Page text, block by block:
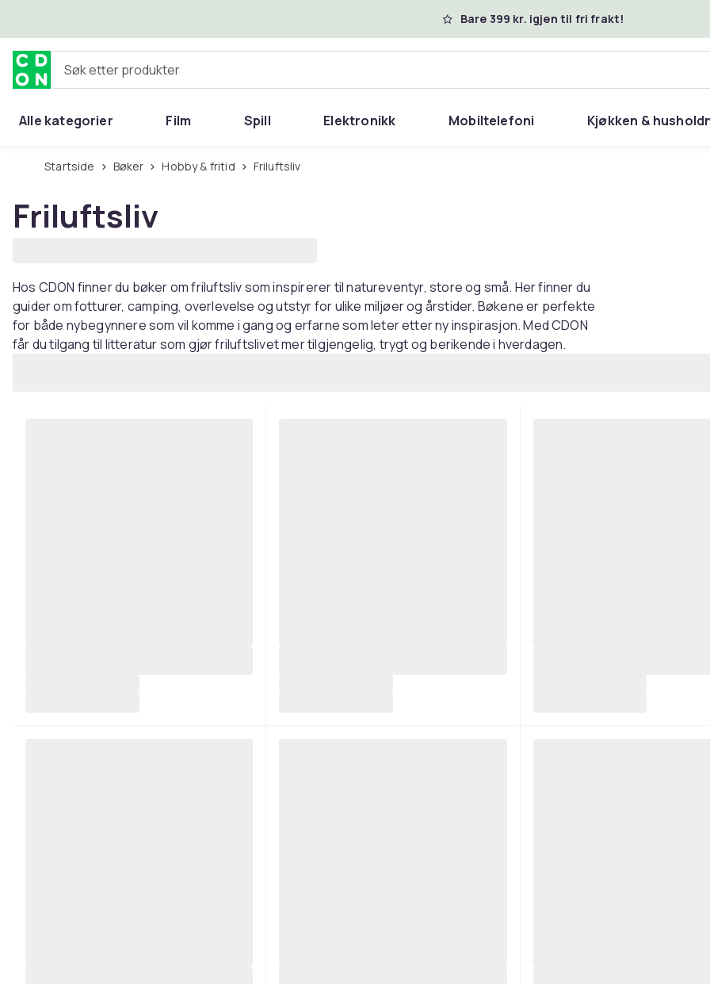
Bare 399 kr. igjen til fri frakt!
Søk etter produkter
Alle kategorier Film Spill Elektronikk Mobiltelefoni Kjøkken &
Startside Bøker Hobby & fritid Friluftsliv
Friluftsliv
Hos CDON finner du bøker om friluftsliv som inspirerer til natureventyr, store og små. Her finner du
guider om fotturer, camping, overlevelse og utstyr for ulike miljøer og årstider. Bøkene er perfekte
for både nybegynnere som vil komme i gang og erfarne som leter etter ny inspirasjon. Med CDON
får du tilgang til litteratur som gjør friluftslivet mer tilgjengelig, trygt og berikende i hverdagen.